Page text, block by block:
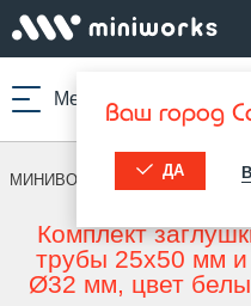
Меню Ваш город
ДА
МИНИВОРКС ПРО
Комплект
трубы 25x50 мм
Ø32 мм, цвет